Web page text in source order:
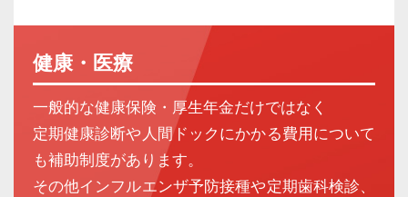
健康・医療
一般的な健康保険・厚生年金だけではなく
定期健康診断や人間ドックにかかる費用について
も補助制度があります。
その他インフルエンザ予防接種や定期歯科検診、